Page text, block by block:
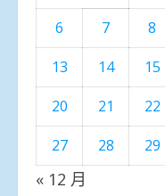
6
7 8
13
14 15
20
21 22
27
28 29
« 12 月